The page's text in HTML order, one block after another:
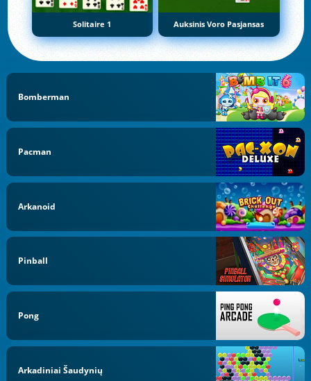
Solitaire 1 Auksinis Voro Pasjansas
Bomberman
Pacman
Arkanoid
Pinball
Pong
Arkadiniai Šaudynių